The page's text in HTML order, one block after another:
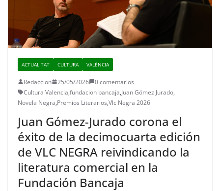
ACTUALITAT CULTURA VALÈNCIA
Redaccion 25/05/2026
0 comentarios
Cultura Valencia,fundacion bancaja,Juan Gómez Jurado,
Novela Negra,Premios Literarios,Vlc Negra 2026
Juan Gómez-Jurado corona el
éxito de la decimocuarta edición
de VLC NEGRA reivindicando la
literatura comercial en la
Fundación Bancaja